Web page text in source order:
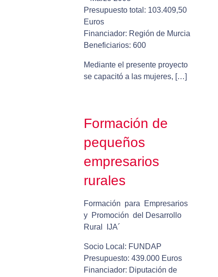
Presupuesto total: 103.409,50
Euros
Financiador: Región de Murcia
Beneficiarios: 600
Mediante el presente proyecto
se capacitó a las mujeres, […]
Formación de
pequeños
empresarios
rurales
Formación para Empresarios
y Promoción del Desarrollo
Rural IJA´
Socio Local: FUNDAP
Presupuesto: 439.000 Euros
Financiador: Diputación de